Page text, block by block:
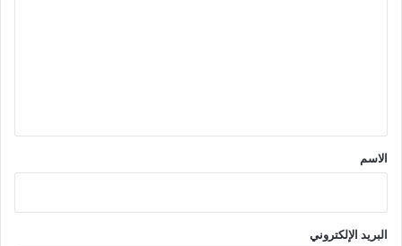
*الاسم
البريد الإلكتروني